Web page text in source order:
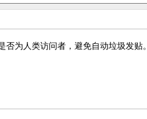
否为人类访问者，避免自动垃圾发贴。